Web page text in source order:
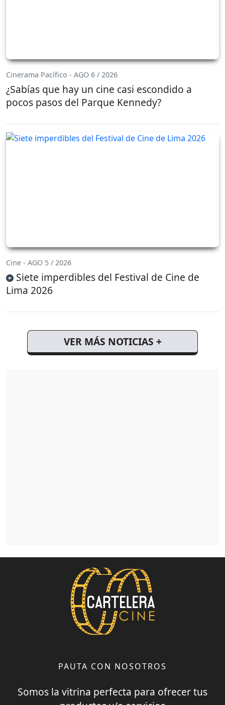
Cinerama Pacífico - AGO 6 / 2026
¿Sabías que hay un cine casi escondido a
pocos pasos del Parque Kennedy?
Cine - AGO 5 / 2026
Siete imperdibles del Festival de Cine de
Lima 2026
VER MÁS NOTICIAS +
PAUTA CON NOSOTROS
Somos la vitrina perfecta para ofrecer tus